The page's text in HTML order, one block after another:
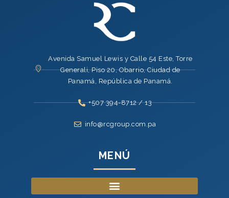
Avenida Samuel Lewis y Calle 54 Este, Torre
Generali, Piso 20, Obarrio, Ciudad de
Panamá, República de Panamá.
+507 394-8712 / 13
info@rcgroup.com.pa
MENÚ